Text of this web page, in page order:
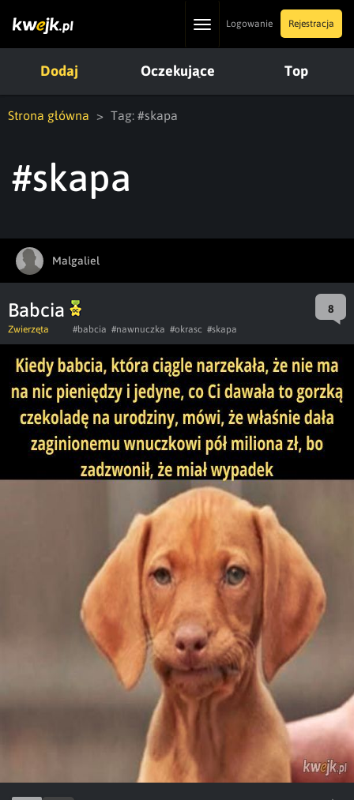
ToggleLogowanie Rejestracja
Dodaj Oczekujące Top
Strona główna Tag: #skapa
#skapa
Malgaliel
Babcia 8
Zwierzęta #babcia #nawnuczka #okrasc #skapa